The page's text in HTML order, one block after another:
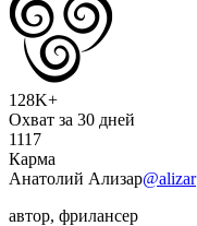
128K+
Охват за 30 дней
1117
Карма
Анатолий Ализар@alizar
автор, фрилансер